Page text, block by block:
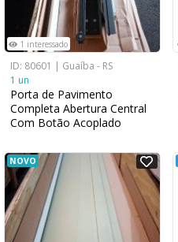
1 interessado
ID: 80601 | Guaíba - RS
1 un
Porta de Pavimento
Completa Abertura Central
Com Botão Acoplado
NOVO